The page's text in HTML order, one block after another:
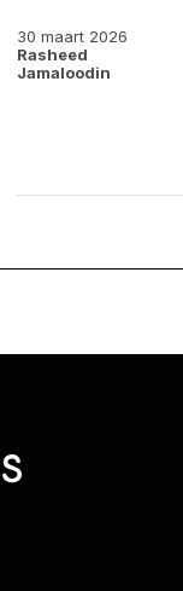
30 maart 2026
Rasheed
Jamaloodin